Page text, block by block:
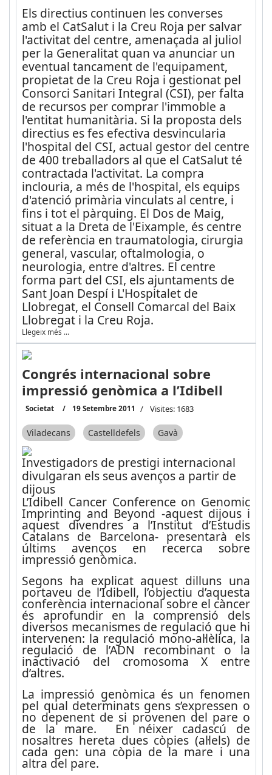
Els directius continuen les converses
amb el CatSalut i la Creu Roja per salvar
l'activitat del centre, amenaçada al juliol
per la Generalitat quan va anunciar un
eventual tancament de l'equipament,
propietat de la Creu Roja i gestionat pel
Consorci Sanitari Integral (CSI), per falta
de recursos per comprar l'immoble a
l'entitat humanitària. Si la proposta dels
directius es fes efectiva desvincularia
l'hospital del CSI, actual gestor del centre
de 400 treballadors al que el CatSalut té
contractada l'activitat. La compra
inclouria, a més de l'hospital, els equips
d'atenció primària vinculats al centre, i
fins i tot el pàrquing. El Dos de Maig,
situat a la Dreta de l'Eixample, és centre
de referència en traumatologia, cirurgia
general, vascular, oftalmologia, o
neurologia, entre d'altres. El centre
forma part del CSI, els ajuntaments de
Sant Joan Despí i L'Hospitalet de
Llobregat, el Consell Comarcal del Baix
Llobregat i la Creu Roja.
Llegeix més …
Congrés internacional sobre
impressió genòmica a l’Idibell
Societat 19 Setembre 2011 Visites: 1683
Viladecans Castelldefels Gavà
Investigadors de prestigi internacional
divulgaran els seus avenços a partir de
dijous
L’Idibell Cancer Conference on Genomic
Imprinting and Beyond -aquest dijous i
aquest divendres a l’Institut d’Estudis
Catalans de Barcelona- presentarà els
últims avenços en recerca sobre
impressió genòmica.
Segons ha explicat aquest dilluns una
portaveu de l’Idibell, l’objectiu d’aquesta
conferència internacional sobre el càncer
és aprofundir en la comprensió dels
diversos mecanismes de regulació que hi
intervenen: la regulació mono-al·lèlica, la
regulació de l’ADN recombinant o la
inactivació del cromosoma X entre
d’altres.
La impressió genòmica és un fenomen
pel qual determinats gens s’expressen o
no depenent de si provenen del pare o
de la mare. En néixer cadascú de
nosaltres hereta dues còpies (al·lels) de
cada gen: una còpia de la mare i una
altra del pare.